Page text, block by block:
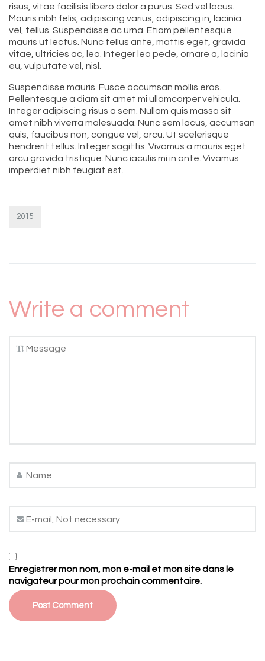
risus, vitae facilisis libero dolor a purus. Sed vel lacus.
Mauris nibh felis, adipiscing varius, adipiscing in, lacinia
vel, tellus. Suspendisse ac urna. Etiam pellentesque
mauris ut lectus. Nunc tellus ante, mattis eget, gravida
vitae, ultricies ac, leo. Integer leo pede, ornare a, lacinia
eu, vulputate vel, nisl.
Suspendisse mauris. Fusce accumsan mollis eros.
Pellentesque a diam sit amet mi ullamcorper vehicula.
Integer adipiscing risus a sem. Nullam quis massa sit
amet nibh viverra malesuada. Nunc sem lacus, accumsan
quis, faucibus non, congue vel, arcu. Ut scelerisque
hendrerit tellus. Integer sagittis. Vivamus a mauris eget
arcu gravida tristique. Nunc iaculis mi in ante. Vivamus
imperdiet nibh feugiat est.
2015
Write a comment
Enregistrer mon nom, mon e-mail et mon site dans le
navigateur pour mon prochain commentaire.